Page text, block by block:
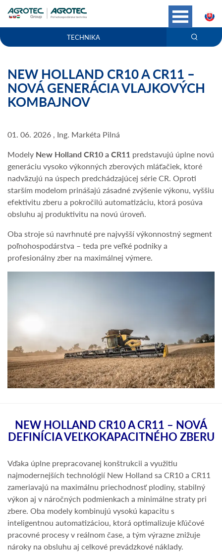
TECHNIKA
NEW HOLLAND CR10 A CR11 –
NOVÁ GENERÁCIA VLAJKOVÝCH
KOMBAJNOV
01. 06. 2026 , Ing. Markéta Pilná
Modely New Holland CR10 a CR11 predstavujú úplne novú
generáciu vysoko výkonných zberových mláťačiek, ktoré
nadväzujú na úspech predchádzajúcej série CR. Oproti
starším modelom prinášajú zásadné zvýšenie výkonu, vyššiu
efektivitu zberu a pokročilú automatizáciu, ktorá posúva
obsluhu aj produktivitu na novú úroveň.
Oba stroje sú navrhnuté pre najvyšší výkonnostný segment
poľnohospodárstva – teda pre veľké podniky a
profesionálny zber na maximálnej výmere.
NEW HOLLAND CR10 A CR11 – NOVÁ
DEFINÍCIA VEĽKOKAPACITNÉHO ZBERU
Vďaka úplne prepracovanej konštrukcii a využitiu
najmodernejších technológií New Holland sa CR10 a CR11
zameriavajú na maximálnu priechodnosť plodiny, stabilný
výkon aj v náročných podmienkach a minimálne straty pri
zbere. Oba modely kombinujú vysokú kapacitu s
inteligentnou automatizáciou, ktorá optimalizuje kľúčové
pracovné procesy v reálnom čase, a tým výrazne znižuje
nároky na obsluhu aj celkové prevádzkové náklady.